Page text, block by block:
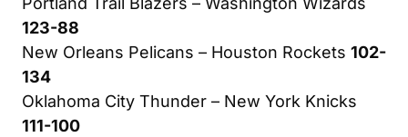
123-88
New Orleans Pelicans – Houston Rockets 102-
134
Oklahoma City Thunder – New York Knicks
111-100